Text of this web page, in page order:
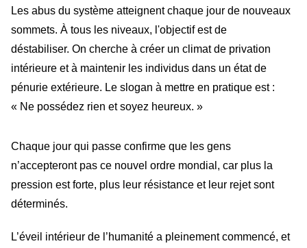
Les abus du système atteignent chaque jour de nouveaux
sommets. À tous les niveaux, l'objectif est de
déstabiliser. On cherche à créer un climat de privation
intérieure et à maintenir les individus dans un état de
pénurie extérieure. Le slogan à mettre en pratique est :
« Ne possédez rien et soyez heureux. »
Chaque jour qui passe confirme que les gens
n’accepteront pas ce nouvel ordre mondial, car plus la
pression est forte, plus leur résistance et leur rejet sont
déterminés.
L’éveil intérieur de l’humanité a pleinement commencé, et